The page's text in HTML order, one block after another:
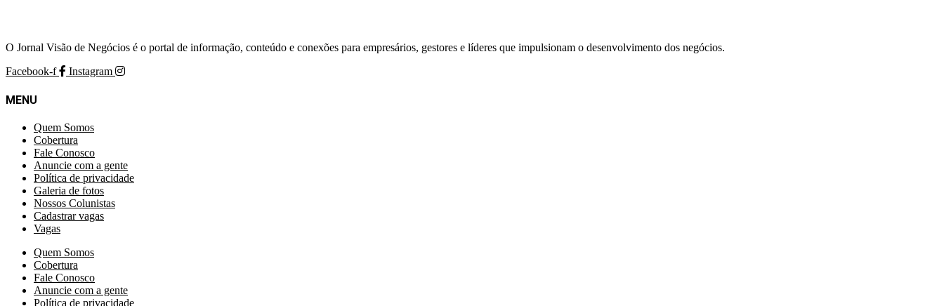
O Jornal Visão de Negócios é o portal de informação, conteúdo e conexões para empresários, gestores e líderes que impulsionam o desenvolvimento dos negócios.
Facebook-f
Instagram
MENU
Quem Somos
Cobertura
Fale Conosco
Anuncie com a gente
Política de privacidade
Galeria de fotos
Nossos Colunistas
Cadastrar vagas
Vagas
Quem Somos
Cobertura
Fale Conosco
Anuncie com a gente
Política de privacidade